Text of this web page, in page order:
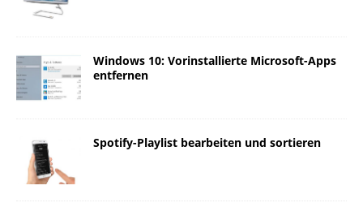
Windows 10: Vorinstallierte Microsoft-Apps
entfernen
Spotify-Playlist bearbeiten und sortieren